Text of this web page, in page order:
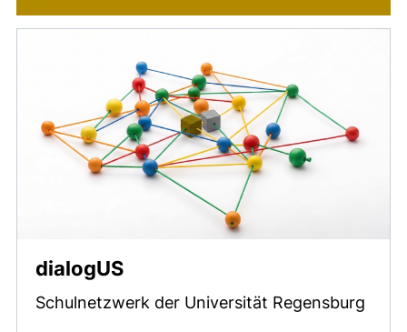
dialogUS
Schulnetzwerk der Universität Regensburg